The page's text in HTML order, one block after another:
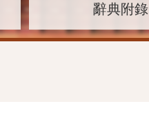
辭典附錄